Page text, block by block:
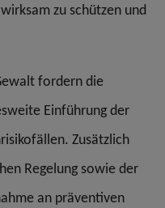
zu schützen und
fordern die
Einführung der
Zusätzlich
Regelung sowie der
an präventiven